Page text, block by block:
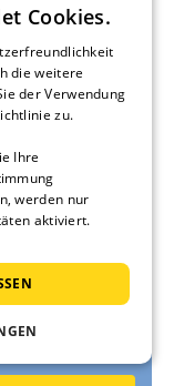
Urlauber
Cookies.
die weitere
der Verwendung
zu.
Ihre
werden nur
aktiviert.